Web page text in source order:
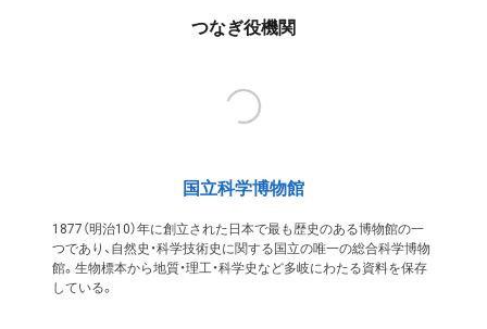
つなぎ役機関
国立科学博物館
1877（明治10）年に創立された日本で最も歴史のある博物館の一
つであり、自然史・科学技術史に関する国立の唯一の総合科学博物
館。生物標本から地質・理工・科学史など多岐にわたる資料を保存
している。